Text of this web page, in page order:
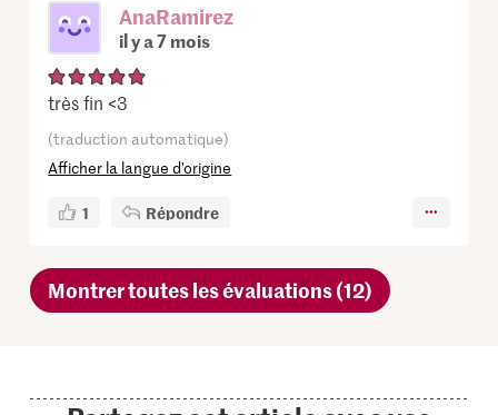
AnaRamirez
il y a 7 mois
très fin <3
(traduction automatique)
Afficher la langue d’origine
1 Répondre
Montrer toutes les évaluations (12)